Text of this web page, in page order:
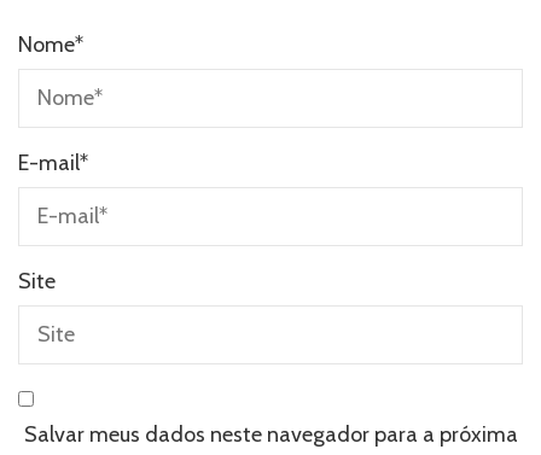
Nome*
E-mail*
Site
Salvar meus dados neste navegador para a próxima